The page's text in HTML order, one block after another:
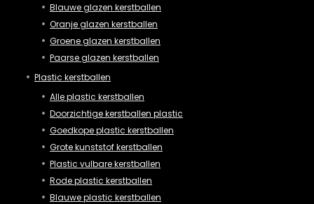
Blauwe glazen kerstballen
Oranje glazen kerstballen
Groene glazen kerstballen
Paarse glazen kerstballen
Plastic kerstballen
Alle plastic kerstballen
Doorzichtige kerstballen plastic
Goedkope plastic kerstballen
Grote kunststof kerstballen
Plastic vulbare kerstballen
Rode plastic kerstballen
Blauwe plastic kerstballen